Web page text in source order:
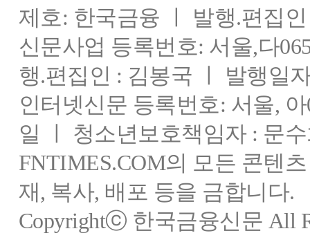
제호: 한국금융 ㅣ 발행.편집
신문사업 등록번호: 서울,다
행.편집인 : 김봉국 ㅣ 발행일
인터넷신문 등록번호: 서울,
일 ㅣ 청소년보호책임자 : 문
FNTIMES.COM의 모든 콘텐
재, 복사, 배포 등을 금합니다.
Copyrightⓒ 한국금융신문 All